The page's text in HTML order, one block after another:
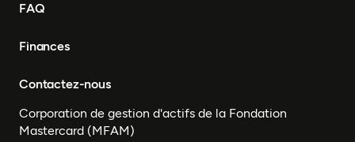
FAQ
Finances
Contactez-nous
Corporation de gestion d'actifs de la Fondation
Mastercard (MFAM)